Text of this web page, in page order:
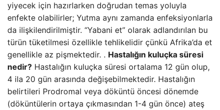
yiyecek için hazırlarken doğrudan temas yoluyla
enfekte olabilirler; Yutma aynı zamanda enfeksiyonlarla
da ilişkilendirilmiştir. “Yabani et” olarak adlandırılan bu
türün tüketilmesi özellikle tehlikelidir çünkü Afrika’da et
genellikle az pişmektedir. . Hastalığın kuluçka süresi
nedir? Hastalığın kuluçka süresi ortalama 12 gün olup,
4 ila 20 gün arasında değişebilmektedir. Hastalığın
belirtileri Prodromal veya döküntü öncesi dönemde
(döküntülerin ortaya çıkmasından 1-4 gün önce) ateş